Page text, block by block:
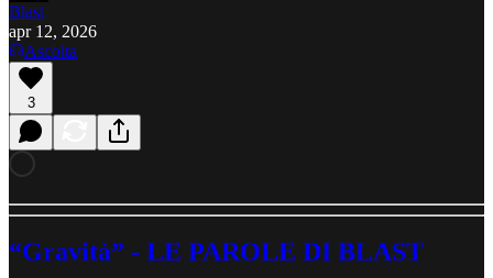
Blast
apr 12, 2026
Ascolta
3
“Gravità” - LE PAROLE DI BLAST